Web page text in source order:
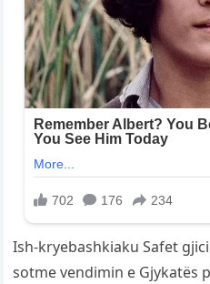
Ish-kryebashkiaku Safet
sotme vendimin e Gjykatës